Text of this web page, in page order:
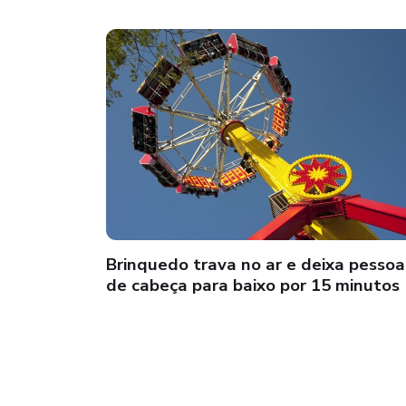
Brinquedo trava no ar e deixa
de cabeça para baixo por 15 minutos